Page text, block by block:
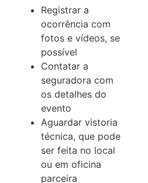
Registrar a
ocorrência com
fotos e vídeos, se
possível
Contatar a
seguradora com
os detalhes do
evento
Aguardar vistoria
técnica, que pode
ser feita no local
ou em oficina
parceira